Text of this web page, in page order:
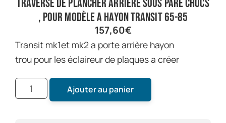
traverse de plancher arrière sous pare chocs
, pour modèle a hayon transit 65-85
157,60€
transit mk1et mk2 a porte arrière hayon
trou pour les éclaireur de plaques a créer
Ajouter au panier